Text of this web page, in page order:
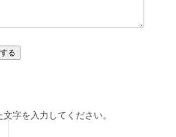
文字を入力してください。